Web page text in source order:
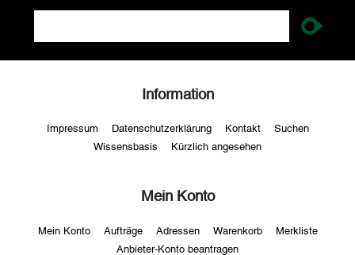
newsletter
Information
Impressum Datenschutzerklärung Kontakt Suchen
Wissensbasis Kürzlich angesehen
Mein Konto
Mein Konto Aufträge Adressen Warenkorb Merkliste
Anbieter-Konto beantragen